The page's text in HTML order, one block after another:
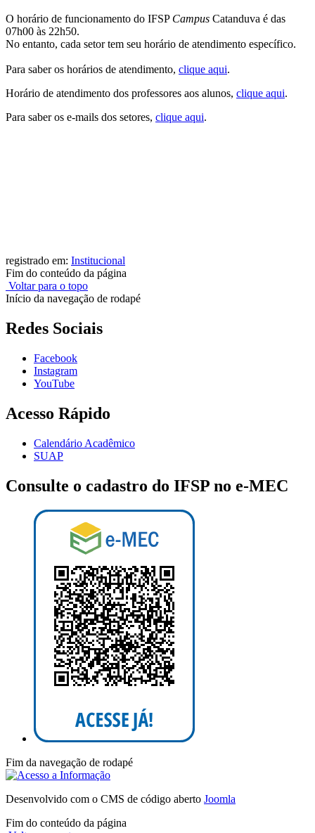
O horário de funcionamento do IFSP Campus Catanduva é das
07h00 às 22h50.
No entanto, cada setor tem seu horário de atendimento específico.
Para saber os horários de atendimento, clique aqui.
Horário de atendimento dos professores aos alunos, clique aqui.
Para saber os e-mails dos setores, clique aqui.
registrado em: Institucional
Fim do conteúdo da página
Voltar para o topo
Início da navegação de rodapé
Redes Sociais
Facebook
Instagram
YouTube
Acesso Rápido
Calendário Acadêmico
SUAP
Consulte o cadastro do IFSP no e-MEC
Fim da navegação de rodapé
Desenvolvido com o CMS de código aberto Joomla
Fim do conteúdo da página